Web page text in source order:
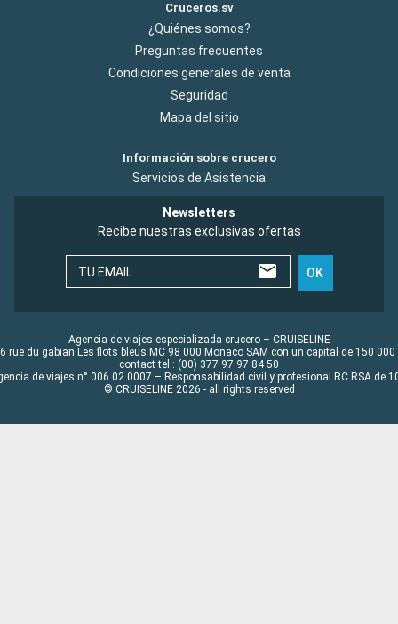
Cruceros.sv
¿Quiénes somos?
Preguntas frecuentes
Condiciones generales de venta
Seguridad
Mapa del sitio
Información sobre crucero
Servicios de Asistencia
Newsletters
Recibe nuestras exclusivas ofertas
TU EMAIL OK
Agencia de viajes especializada crucero – CRUISELINE
rue du gabian Les flots bleus MC 98 000 Monaco SAM con un capital de 150 000
contact tel : (00) 377 97 97 84 50
de viajes n° 006 02 0007 – Responsabilidad civil y profesional RC RSA de
© CRUISELINE 2026 - all rights reserved